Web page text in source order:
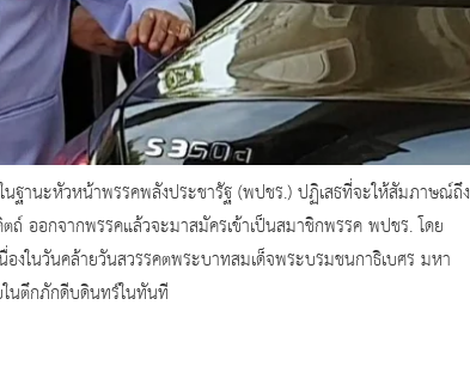
านะหัวหน้าพรรคพลังประชารัฐ (พปชร.) ปฏิเสธที่จะให้สัมภาษณ์ถึง
ออกจากพรรคแล้วจะมาสมัครเข้าเป็นสมาชิกพรรค พปชร. โดย
องในวันคล้ายวันสวรรคตพระบาทสมเด็จพระบรมชนกาธิเบศร มหา
นตึกภักดีบดินทร์ในทันที